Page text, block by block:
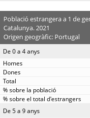
Població estrangera a 1 de
Catalunya. 2021
Origen geogràfic: Portugal
De 0 a 4 anys
De 5 a 9 anys